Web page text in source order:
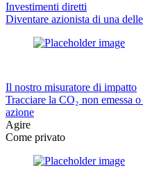
Investimenti diretti
Diventare azionista di una
Il nostro misuratore di impatto
Tracciare la CO₂ non emessa
azione
Agire
Come privato